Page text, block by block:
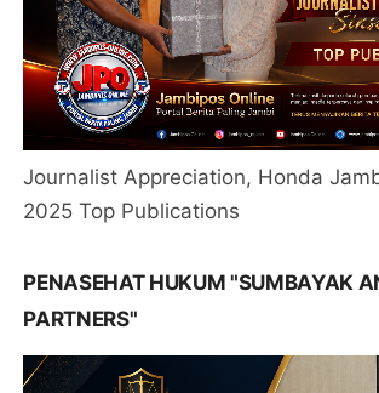
Journalist Appreciation, Honda
2025 Top Publications
PENASEHAT HUKUM "SUMBAYAK
PARTNERS"